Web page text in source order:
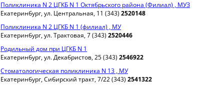
Поликлиника N 2 ЦГКБ N 1 Октябрьского района (Филиал) , МУЗ
Екатеринбург, ул. Центральная, 11 (343) 2520148
Поликлиника N 2 ЦГКБ N 1 (филиал) , МУ
Екатеринбург, ул. Трактовая, 7 (343) 2520446
Родильный дом при ЦГКБ N 1
Екатеринбург, ул. Декабристов, 25 (343) 2546922
Стоматологическая поликлиника N 13 , МУ
Екатеринбург, Сибирский тракт, 7/22 (343) 2541322